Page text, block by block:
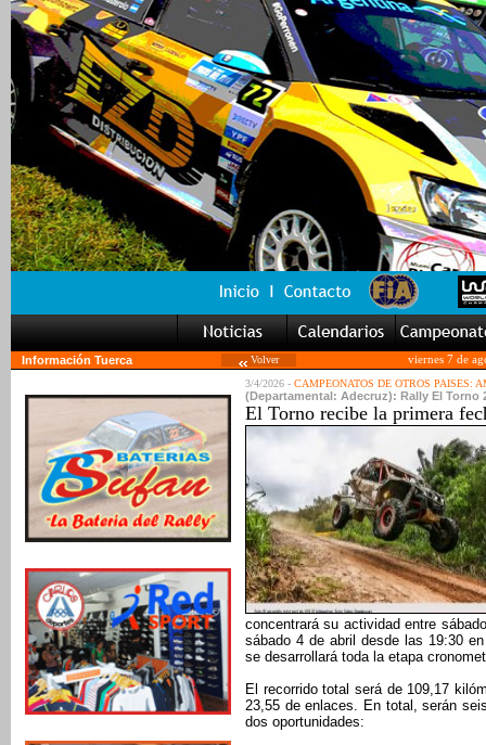
Información Tuerca Volver
viernes 7 de
3/4/2026 - CAMPEONATOS DE OTROS PAISES:
(Departamental: Adecruz): Rally El Torno
El Torno recibe la primera
concentrará su actividad entre
sábado 4 de abril desde las 19:30
se desarrollará toda la etapa
El recorrido total será de 109,17
23,55 de enlaces. En total, serán
dos oportunidades: